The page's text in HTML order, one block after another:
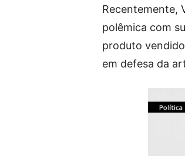
Recentemente,
polêmica com
produto
em defesa da